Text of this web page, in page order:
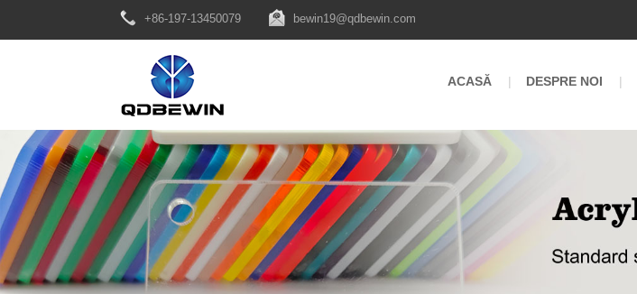
+86-197-13450079 bewin19@qdbewin.com
ACASĂ DESPRE NOI